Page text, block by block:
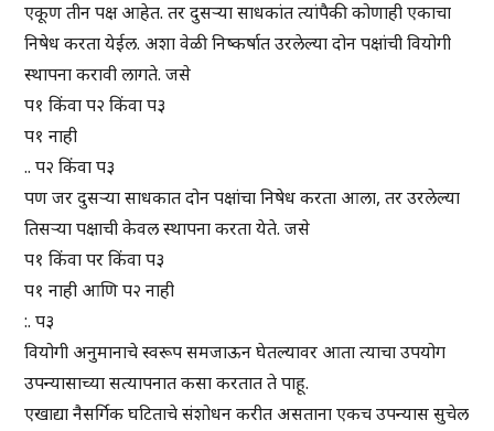
एकूण तीन पक्ष आहेत. तर दुसऱ्या साधकांत त्यांपैकी कोणाही एकाचा
निषेध करता येईल. अशा वेळी निष्कर्षात उरलेल्या दोन पक्षांची वियोगी
स्थापना करावी लागते. जसे
प१ किंवा प२ किंवा प३
प१ नाही
.. प२ किंवा प३
पण जर दुसऱ्या साधकात दोन पक्षांचा निषेध करता आला, तर उरलेल्या
तिसऱ्या पक्षाची केवल स्थापना करता येते. जसे
प१ किंवा पर किंवा प३
प१ नाही आणि प२ नाही
:. प३
वियोगी अनुमानाचे स्वरूप समजाऊन घेतल्यावर आता त्याचा उपयोग
उपन्यासाच्या सत्यापनात कसा करतात ते पाहू.
एखाद्या नैसर्गिक घटिताचे संशोधन करीत असताना एकच उपन्यास सुचेल